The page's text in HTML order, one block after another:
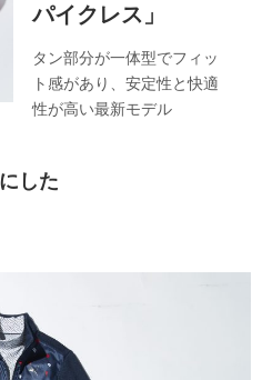
パイクレス」
タン部分が一体型でフィッ
ト感があり、安定性と快適
性が高い最新モデル
した